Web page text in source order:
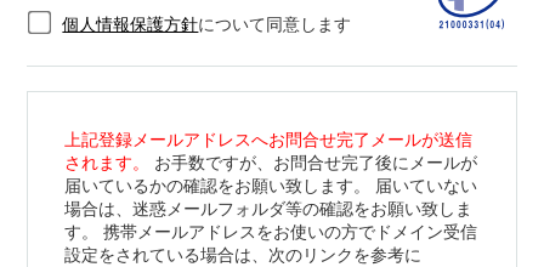
個人情報保護方針について同意します
上記登録メールアドレスへお問合せ完了メールが送信
されます。
お手数ですが、お問合せ完了後にメールが
届いているかの確認をお願い致します。 届いていない
場合は、迷惑メールフォルダ等の確認をお願い致しま
す。 携帯メールアドレスをお使いの方でドメイン受信
設定をされている場合は、次のリンクを参考に